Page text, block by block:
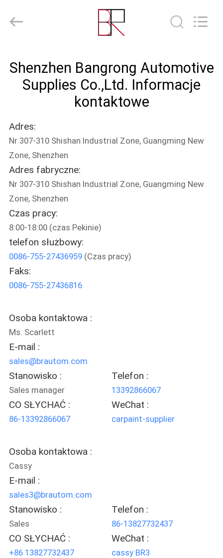
PRODUKTY
NAS
WYCIECZKA
PO
FABRYCE
KONTROLA
JAKOŚCI
SKONTAKTUJ
NAMI
AKTUALNOŚCI
POPROSIĆ
O
SITEMAP
PRIVACY
POLICY
Rights
Shenzhen Bangrong Automotive
Supplies Co.,Ltd. Informacje
kontaktowe
Adres:
Nr 307-310 Shishan Industrial Zone, Guangming New
Zone, Shenzhen
Adres fabryczne:
Nr 307-310 Shishan Industrial Zone, Guangming New
Zone, Shenzhen
Czas pracy:
8:00-18:00 (czas Pekinie)
telefon służbowy:
0086-755-27436959(Czas pracy)
Faks:
0086-755-27436816
Osoba kontaktowa :
Ms. Scarlett
E-mail :
sales@brautom.com
Stanowisko :
Sales manager
Telefon :
13392866067
CO SŁYCHAĆ :
86-13392866067
WeChat :
carpaint-supplier
Osoba kontaktowa :
Cassy
E-mail :
sales3@brautom.com
Stanowisko :
Sales
Telefon :
86-13827732437
CO SŁYCHAĆ :
+86 13827732437
WeChat :
cassy BR3